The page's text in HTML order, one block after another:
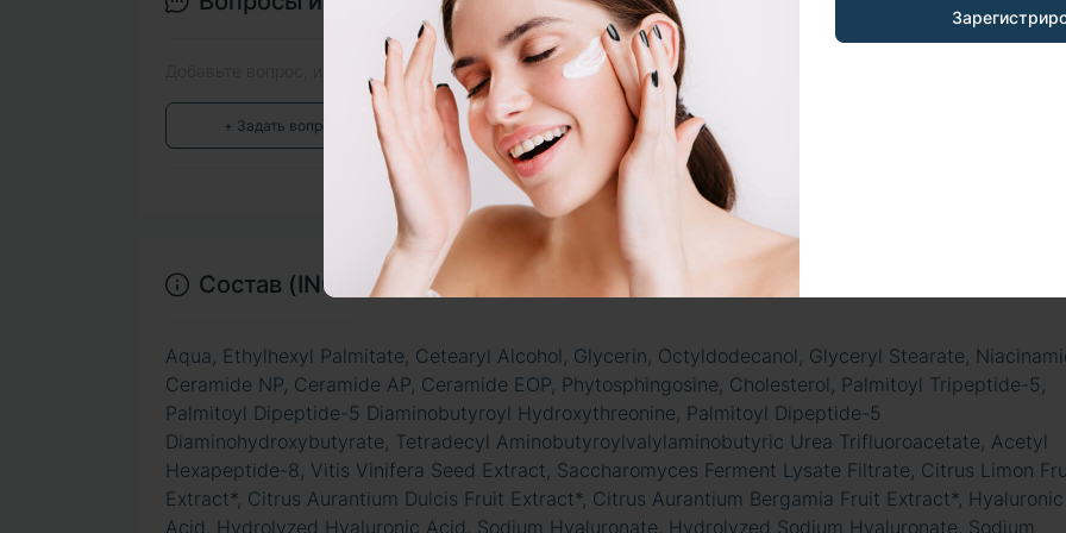
Добавьте вопрос, и мы ответим в ближайшее время.
+ Задать вопрос
Состав (INCI)
Aqua, Ethylhexyl Palmitate, Cetearyl Alcohol, Glycerin, Octyldodecanol, Glyceryl Stearate,
Ceramide NP, Ceramide AP, Ceramide EOP, Phytosphingosine, Cholesterol, Palmitoyl Tripeptide-5,
Palmitoyl Dipeptide-5 Diaminobutyroyl Hydroxythreonine, Palmitoyl Dipeptide-5
Diaminohydroxybutyrate, Tetradecyl Aminobutyroylvalylaminobutyric Urea Trifluoroacetate, Acetyl
Hexapeptide-8, Vitis Vinifera Seed Extract, Saccharomyces Ferment Lysate Filtrate, Citrus Limon
Extract*, Citrus Aurantium Dulcis Fruit Extract*, Citrus Aurantium Bergamia Fruit Extract*, Hyaluronic
Acid, Hydrolyzed Hyaluronic Acid, Sodium Hyaluronate, Hydrolyzed Sodium Hyaluronate, Sodium